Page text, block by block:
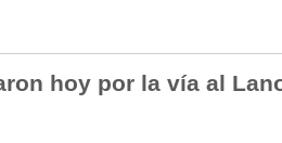
hoy por la vía al